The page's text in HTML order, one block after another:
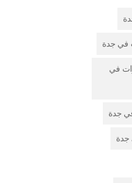
في جدة
في
جدة
جدة